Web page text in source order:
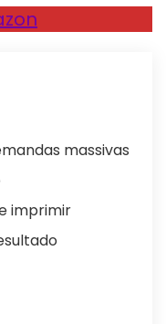
massivas
imprimir